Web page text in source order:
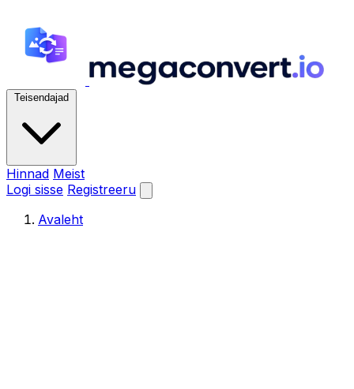
Teisendajad
Hinnad Meist
Logi sisse Registreeru
Avaleht